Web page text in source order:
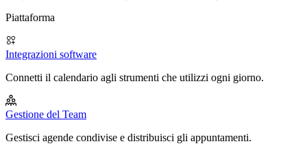
Piattaforma
Integrazioni software
Connetti il calendario agli strumenti che utilizzi ogni giorno.
Gestione del Team
Gestisci agende condivise e distribuisci gli appuntamenti.